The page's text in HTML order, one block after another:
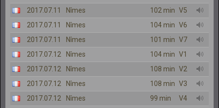
2017.07.11
Nîmes 102 min V5
2017.07.11
Nîmes 104 min V6
2017.07.11
Nîmes 101 min V7
2017.07.12
Nîmes 104 min V1
2017.07.12
Nîmes 108 min V2
2017.07.12
Nîmes 108 min V3
2017.07.12
Nîmes 99 min
V4